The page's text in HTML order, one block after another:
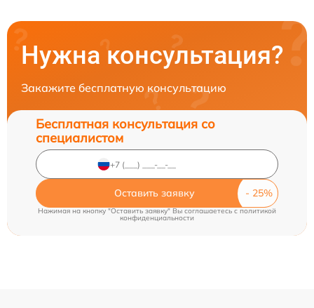
Нужна консультация?
Закажите бесплатную консультацию
Бесплатная консультация со
специалистом
Оставить заявку
Нажимая на кнопку "Оставить заявку" Вы соглашаетесь cполитикой
конфиденциальности